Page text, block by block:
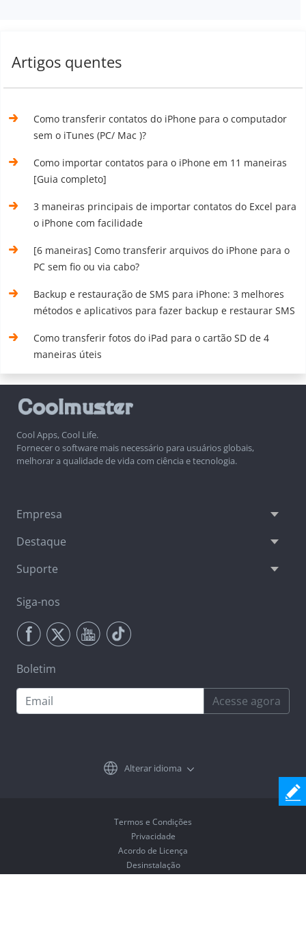
Artigos quentes
Como transferir contatos do iPhone para o computador
sem o iTunes (PC/ Mac )?
Como importar contatos para o iPhone em 11 maneiras
[Guia completo]
3 maneiras principais de importar contatos do Excel para
o iPhone com facilidade
[6 maneiras] Como transferir arquivos do iPhone para o
PC sem fio ou via cabo?
Backup e restauração de SMS para iPhone: 3 melhores
métodos e aplicativos para fazer backup e restaurar SMS
Como transferir fotos do iPad para o cartão SD de 4
maneiras úteis
Cool Apps, Cool Life.
Fornecer o software mais necessário para usuários globais,
melhorar a qualidade de vida com ciência e tecnologia.
Empresa
Destaque
Suporte
Siga-nos
Boletim
Acesse agora
Alterar idioma
Termos e Condições
Privacidade
Acordo de Licença
Desinstalação